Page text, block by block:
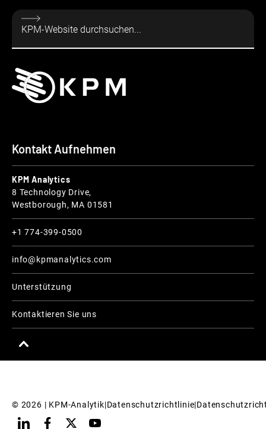
Kontakt Aufnehmen
KPM Analytics
8 Technology Drive,
Westborough, MA 01581
+1 774-399-0500
info@kpmanalytics.com
Unterstützung
Kontaktieren Sie uns
© 2026 | KPM-Analytik|Datenschutzrichtlinie|